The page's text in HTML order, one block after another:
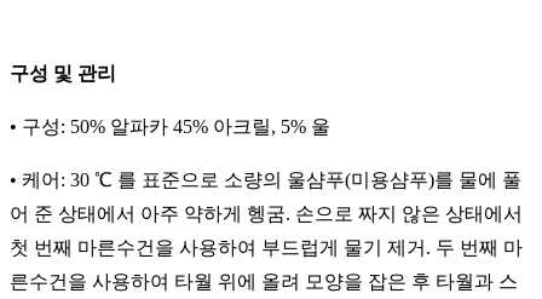
구성 및 관리
• 구성: 50% 알파카 45% 아크릴, 5% 울
• 케어: 30 ℃ 를 표준으로 소량의 울샴푸(미용샴푸)를 물에 풀
어 준 상태에서 아주 약하게 헹굼. 손으로 짜지 않은 상태에서
첫 번째 마른수건을 사용하여 부드럽게 물기 제거. 두 번째 마
른수건을 사용하여 타월 위에 올려 모양을 잡은 후 타월과 스